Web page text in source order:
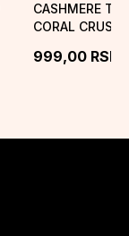
CASHMERE
CORAL CRUSH
999,00 RSD